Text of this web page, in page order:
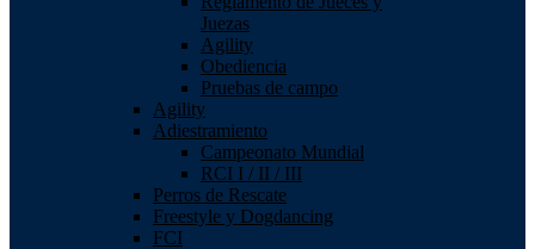
Juezas
Agility
Obediencia
Pruebas de campo
Agility
Adiestramiento
Campeonato Mundial
RCI I / II / III
Perros de Rescate
Freestyle y Dogdancing
FCI